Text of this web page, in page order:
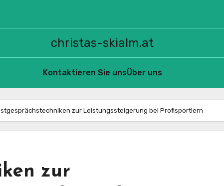
christas-skialm.at
Kontaktieren Sie unsÜber uns
zur Leistungssteigerung bei Profisportlern
zur